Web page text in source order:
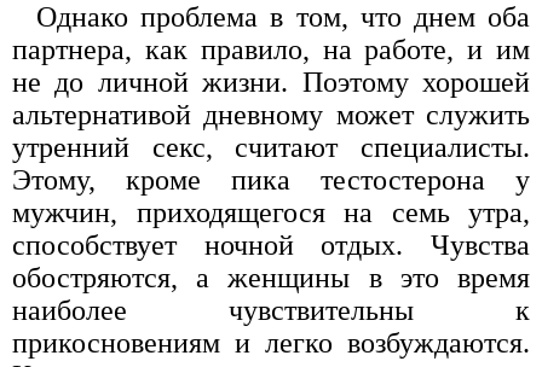
Однако проблема в том, что днем оба
партнера, как правило, на работе, и им
не до личной жизни. Поэтому хорошей
альтернативой дневному может служить
утренний секс, считают специалисты.
Этому, кроме пика тестостерона у
мужчин, приходящегося на семь утра,
способствует ночной отдых. Чувства
обостряются, а женщины в это время
наиболее чувствительны к
прикосновениям и легко возбуждаются.